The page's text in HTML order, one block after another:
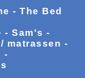
- The Bed
- Sam's -
matrassen -
-